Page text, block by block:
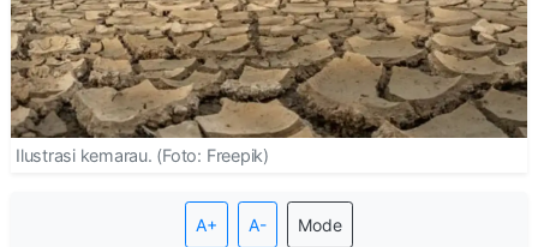
Ilustrasi kemarau. (Foto: Freepik)
A+ A- Mode